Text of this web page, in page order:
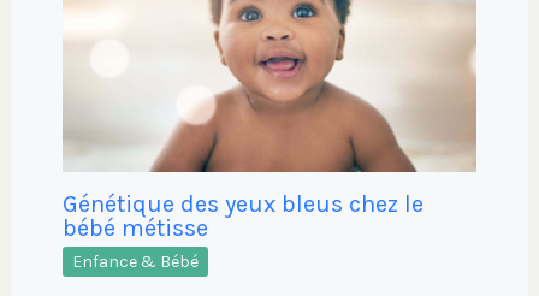
Génétique des yeux bleus chez le
bébé métisse
Enfance & Bébé